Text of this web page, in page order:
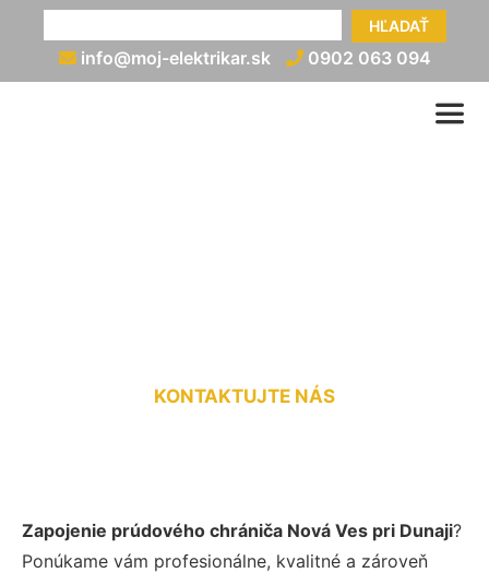
HĽADAŤ
info@moj-elektrikar.sk 0902 063 094
KONTAKTUJTE NÁS
Zapojenie prúdového chrániča Nová Ves pri Dunaji?
Ponúkame vám profesionálne, kvalitné a zároveň